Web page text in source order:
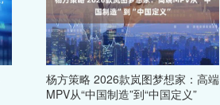
杨方策略 2026款岚图梦想家：高端
MPV从“中国制造”到“中国定义”